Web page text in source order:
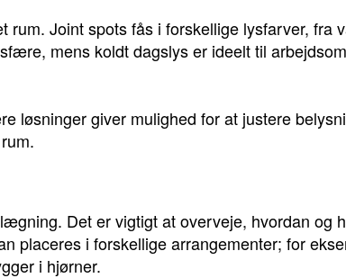
Joint spots fås i forskellige lysfarver, fra
mens koldt dagslys er ideelt til
løsninger giver mulighed for at justere
Det er vigtigt at overveje, hvordan og
placeres i forskellige arrangementer; for
i hjørner.